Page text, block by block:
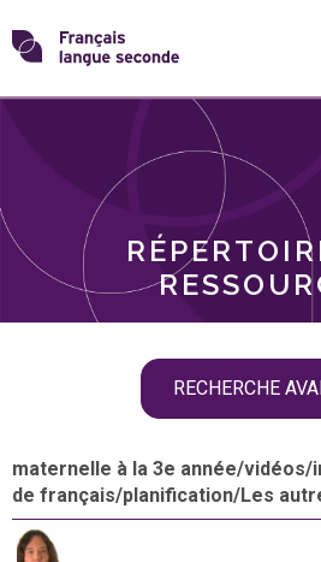
Skip
toTransformons
langue
RECHERCHE
THÈMES
maternelle à la 3e année/vidéos/
de français/planification/Les